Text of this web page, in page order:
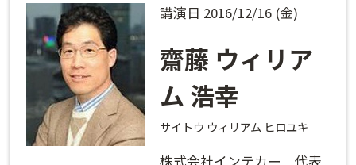
会員番号・パスワードをお忘れの方
ログインヘルプ
ログインする
プライバシーポリシーに同意の上ご利用ください。
講演日 2016/12/16 (金)
齋藤 ウィリア
ム 浩幸
サイトウ ウィリアム ヒロユキ
活用方法